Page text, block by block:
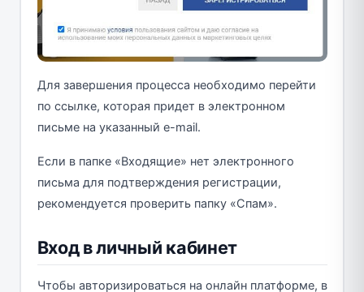
Для завершения процесса необходимо перейти
по ссылке, которая придет в электронном
письме на указанный e-mail.
Если в папке «Входящие» нет электронного
письма для подтверждения регистрации,
рекомендуется проверить папку «Спам».
Вход в личный кабинет
Чтобы авторизироваться на онлайн платформе, в